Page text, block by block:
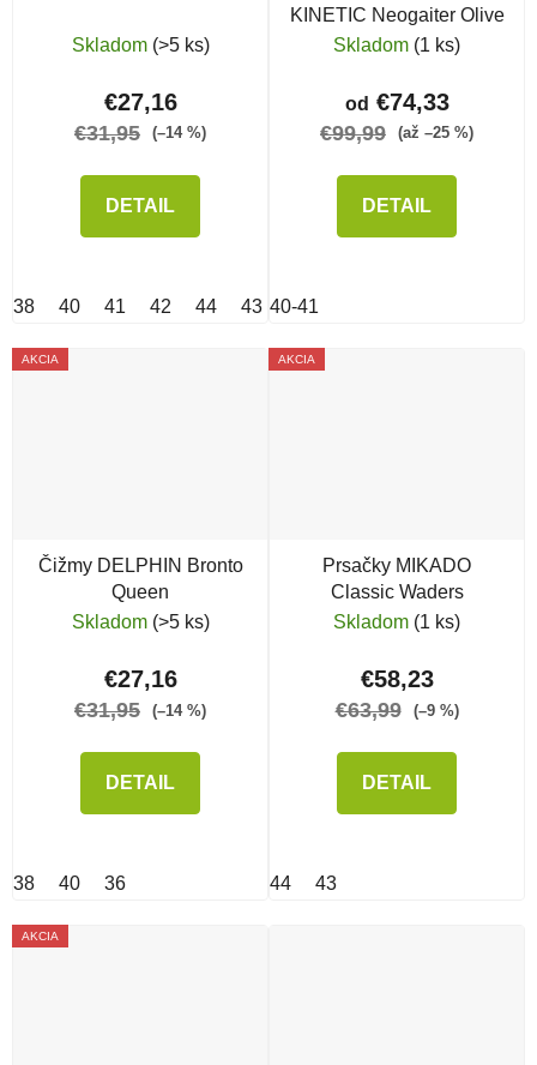
Skladom (>5 ks)
€27,16
€31,95 (–14 %)
DETAIL
38 40 41 42 44 43 45
KINETIC Neogaiter Olive
Skladom (1 ks)
od €74,33
€99,99 (až –25 %)
DETAIL
40-41
AKCIA
Čižmy DELPHIN Bronto
Queen
Skladom (>5 ks)
€27,16
€31,95 (–14 %)
DETAIL
38 40 36
AKCIA
Prsačky MIKADO
Classic Waders
Skladom (1 ks)
€58,23
€63,99 (–9 %)
DETAIL
44 43
AKCIA